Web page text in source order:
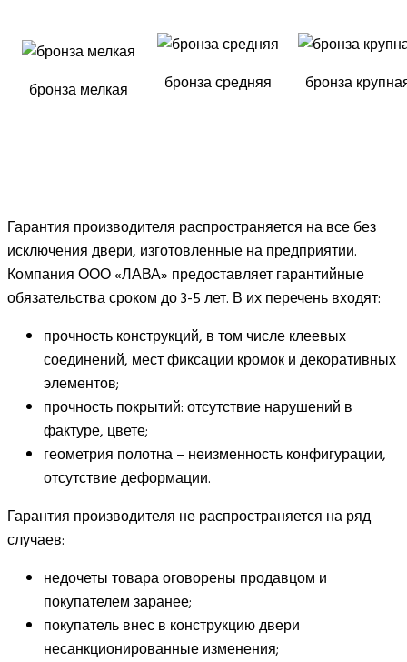
бронза мелкая бронза средняя бронза
Гарантия производителя распространяется на все без
исключения двери, изготовленные на предприятии.
Компания ООО «ЛАВА» предоставляет гарантийные
обязательства сроком до 3-5 лет. В их перечень входят:
прочность конструкций, в том числе клеевых
соединений, мест фиксации кромок и декоративных
элементов;
прочность покрытий: отсутствие нарушений в
фактуре, цвете;
геометрия полотна – неизменность конфигурации,
отсутствие деформации.
Гарантия производителя не распространяется на ряд
случаев:
недочеты товара оговорены продавцом и
покупателем заранее;
покупатель внес в конструкцию двери
несанкционированные изменения;